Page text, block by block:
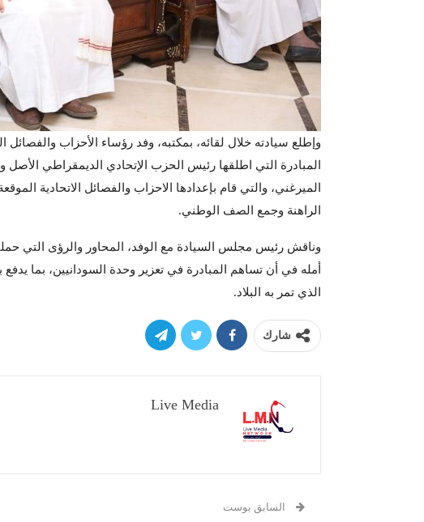
وإطلع سيادته خلال لقائه، بمكتبه، وفد رؤساء الأحزاب
المبادرة التي اطلقها رئيس الحزب الإتحادي الديمقراطي
الميرغني، والتي قام بإعدادها الاحزاب والفصائل الاتحادية
الراهنة وجمع الصف الوطني.
وناقش رئيس مجلس السيادة مع الوفد، المحاور والرؤى التي
أمله في أن تساهم المبادرة في تعزير وحدة السودانيين، بما
الذي تمر به البلاد.
شارك
Live Media
السابق بوست